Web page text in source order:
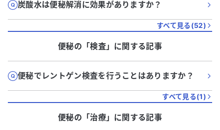
炭酸水は便秘解消に効果がありますか？
すべて見る(52)
便秘の「検査」に関する記事
便秘でレントゲン検査を行うことはありますか？
すべて見る(1)
便秘の「治療」に関する記事